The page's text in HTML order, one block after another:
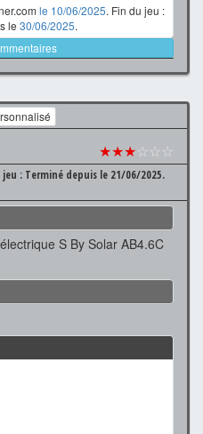
le 10/06/2025. Fin du jeu :
le 30/06/2025.
★★★☆☆☆
jeu : Terminé depuis le 21/06/2025.
S By Solar AB4.6C